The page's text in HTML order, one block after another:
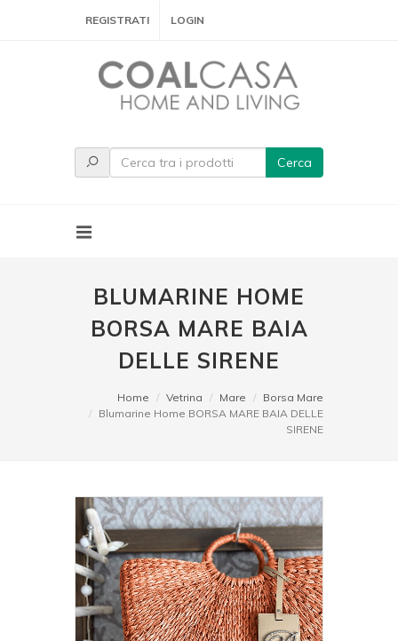
REGISTRATI LOGIN
Cerca
BLUMARINE HOME
BORSA MARE BAIA
DELLE SIRENE
Home Vetrina Mare
Borsa Mare
Blumarine Home BORSA MARE BAIA DELLE
SIRENE